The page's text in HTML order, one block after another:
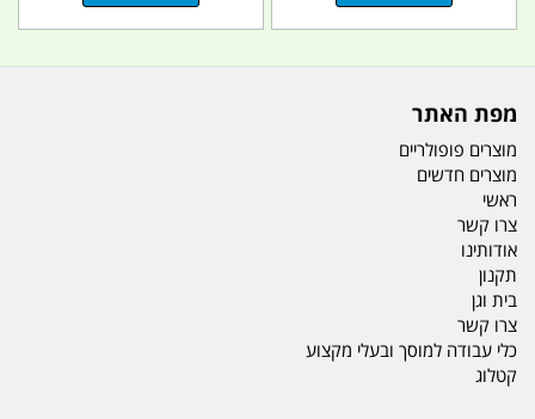
מפת האתר
מוצרים פופולריים
מוצרים חדשים
ראשי
צרו קשר
אודותינו
תקנון
בית וגן
צרו קשר
כלי עבודה למוסך ובעלי מקצוע
קטלוג